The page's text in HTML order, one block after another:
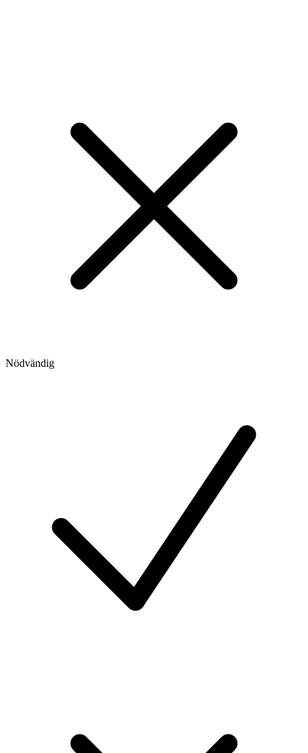
Nödvändig